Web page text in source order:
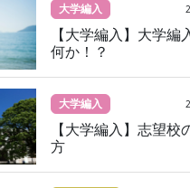
大学編入
【大学編入】大学編
何か！？
大学編入
【大学編入】志望校
方